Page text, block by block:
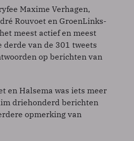
Maxime Verhagen,
Rouvoet en GroenLinks-
meest actief en meest
derde van de 301 tweets
op berichten van
en Halsema was iets meer
driehonderd berichten
opmerking van